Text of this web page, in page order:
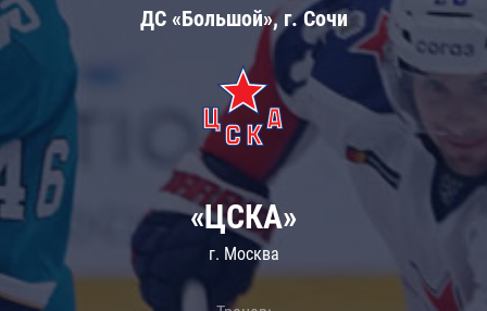
ДС «Большой», г. Сочи
«ЦСКА»
г. Москва